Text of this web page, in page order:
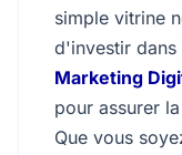
simple vitrine
d'investir dans
Marketing
pour assurer
Que vous